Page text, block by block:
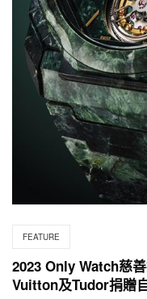
FEATURE
2023 Only Watch慈
Vuitton及Tudor捐贈